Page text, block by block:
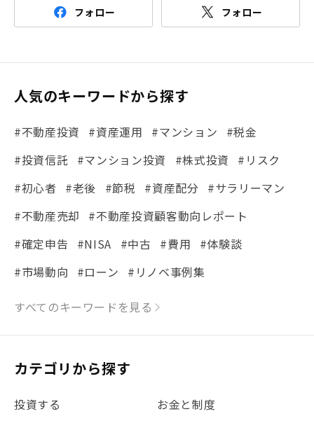
フォロー フォロー
人気のキーワードから探す
#不動産投資 #資産運用 #マンション
#税金
#投資信託
#マンション投資 #株式投資
#リスク
#初心者
#老後 #節税 #資産配分 #サラリーマン
#不動産売却
#不動産投資顧客動向レポート
#確定申告
#NISA #中古 #費用
#体験談
#市場動向
#ローン
#リノベ事例集
#シミュレーション #まちの住みやすさ発見！
#REIT
#新型コロナ #ETF #固定資産税
すべてのキーワードを見る
カテゴリから探す
投資する
お金と制度